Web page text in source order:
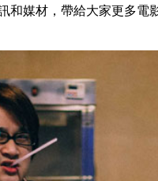
媒材，帶給大家更多電